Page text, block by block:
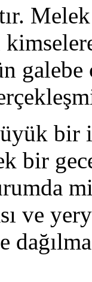
bir
ve